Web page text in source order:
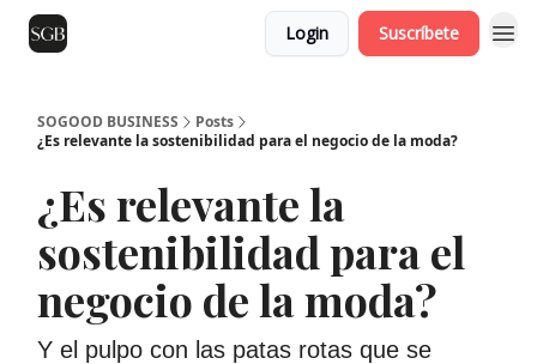
Login Suscríbete
SOGOOD BUSINESS
Posts
¿Es relevante la sostenibilidad para el negocio de la moda?
¿Es relevante la
sostenibilidad para el
negocio de la moda?
Y el pulpo con las patas rotas que se